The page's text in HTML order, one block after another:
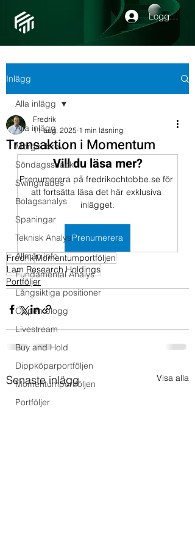
Logga in
Inlägg
Alla inlägg
Morgonbrev
Söndagssnack
Swingtrades
Bolagsanalys
Spaningar
Teknisk Analys
Allmän info
Fundamental Analys
Långsiktiga positioner
Öppen blogg
Livestream
Buy and Hold
Dippköparportföljen
Momentumportföljen
Portföljer
Alla inlägg
Transaktion i Momentum
Fredrik
11 aug. 2025 1 min läsning
Vill du läsa mer?
Prenumerera på fredrikochtobbe.se för
att fortsätta läsa det här exklusiva
inlägget.
Prenumerera
FredrikMomentumportföljen
Lam Research Holdings
Portföljer
Senaste inlägg Visa alla